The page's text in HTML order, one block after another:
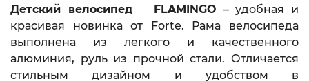
Детский велосипед FLAMINGO – удобная и
красивая новинка от Forte.
Рама велосипеда
выполнена из легкого и качественного
алюминия, руль из прочной стали. Отличается
стильным дизайном и удобством в